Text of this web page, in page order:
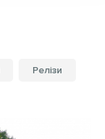
Релізи